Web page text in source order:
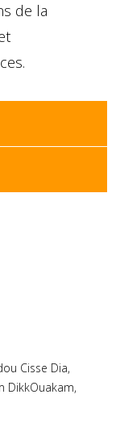
de la
Cisse Dia,
DikkOuakam,